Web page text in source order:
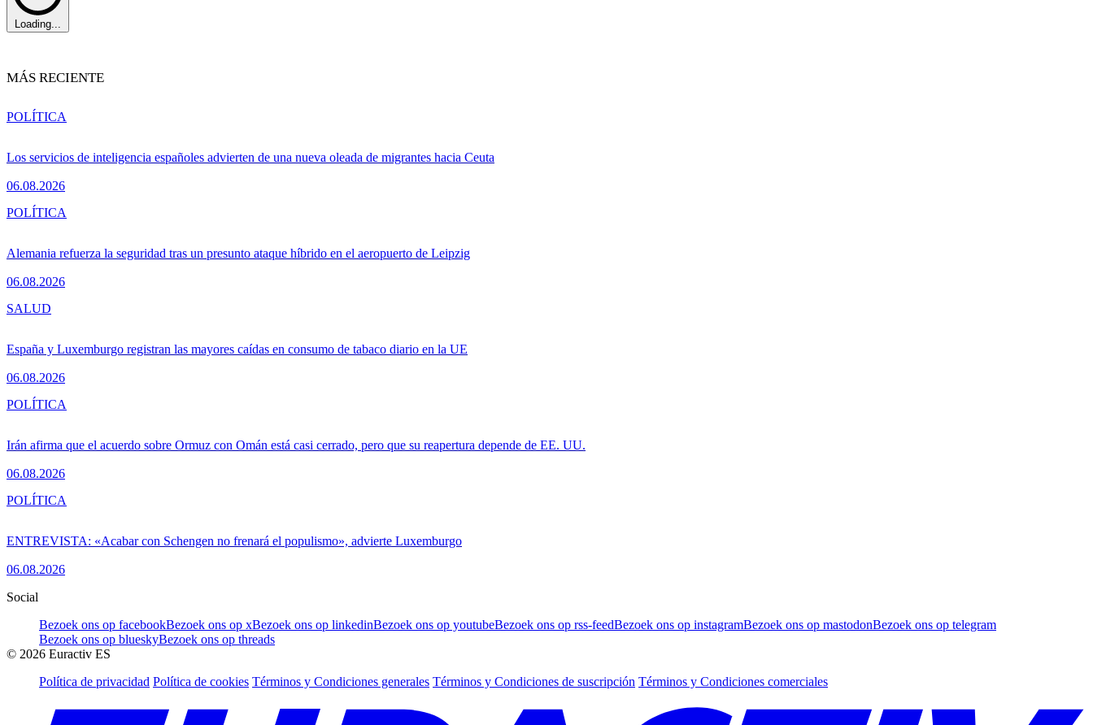
Loading...
MÁS RECIENTE
Los servicios de inteligencia españoles advierten de una nueva oleada de migrantes hacia Ceuta
06.08.2026
POLÍTICA
Alemania refuerza la seguridad tras un presunto ataque híbrido en el aeropuerto de Leipzig
06.08.2026
POLÍTICA
España y Luxemburgo registran las mayores caídas en consumo de tabaco diario en la UE
06.08.2026
SALUD
Irán afirma que el acuerdo sobre Ormuz con Omán está casi cerrado, pero que su reapertura depende de EE. UU.
06.08.2026
POLÍTICA
ENTREVISTA: «Acabar con Schengen no frenará el populismo», advierte Luxemburgo
06.08.2026
POLÍTICA
Social
Bezoek ons op facebookBezoek ons op xBezoek ons op linkedinBezoek ons op youtubeBezoek ons op rss-feedBezoek ons op instagramBezoek ons op mastodonBezoek ons op telegram
Bezoek ons op blueskyBezoek ons op threads
© 2026 Euractiv ES
Política de privacidad Política de cookies Términos y Condiciones generales Términos y Condiciones de suscripción Términos y Condiciones comerciales